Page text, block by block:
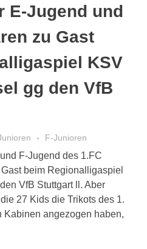
E-Jugend und
zu Gast
KSV
gg den VfB
F-Junioren
F-Jugend des 1.FC
beim Regionalligaspiel
VfB Stuttgart ll. Aber
27 Kids die Trikots des 1.
Kabinen angezogen haben,